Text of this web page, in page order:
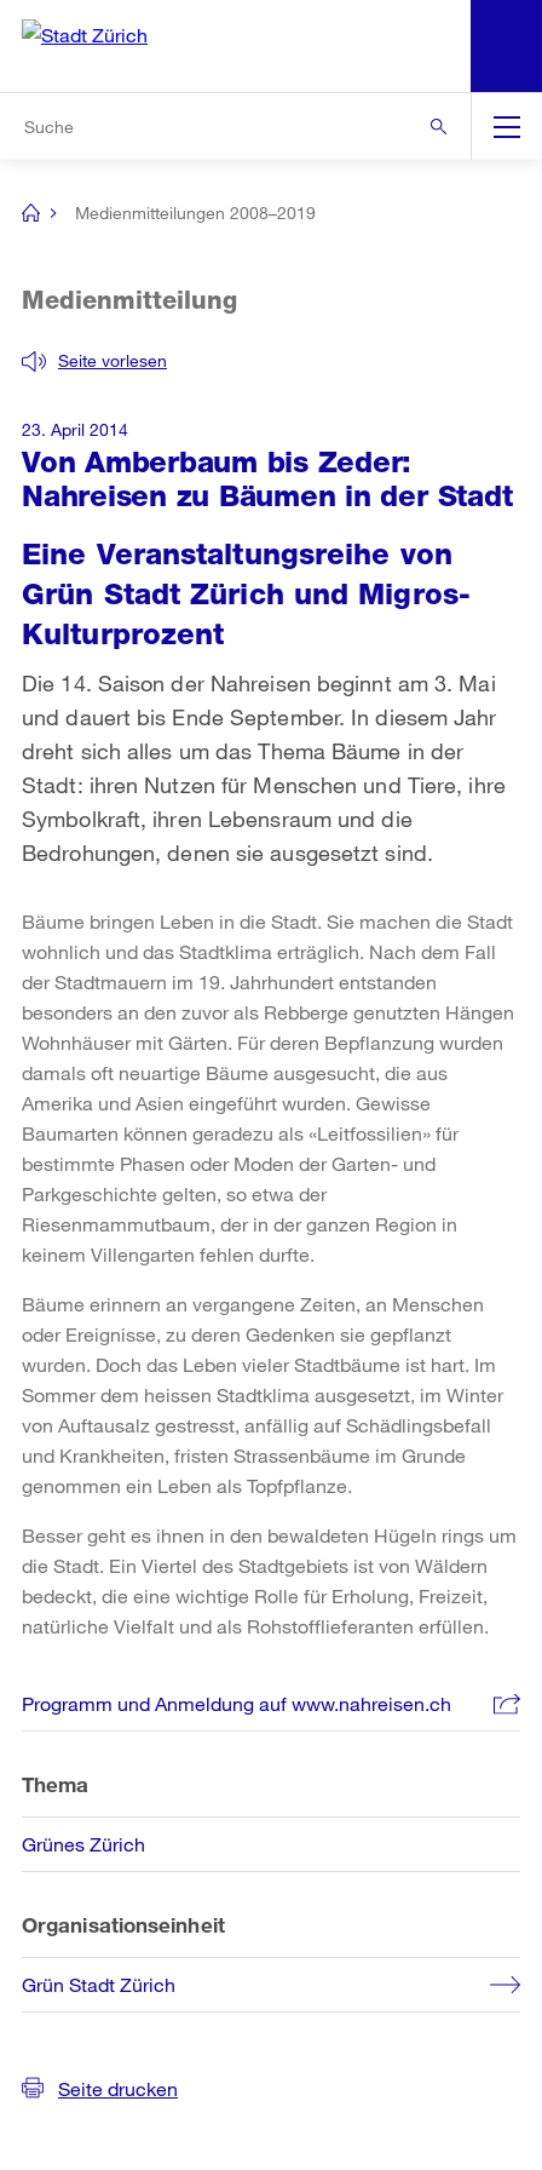
Navigation
[no
Medienmitteilungen 2008–2019
Von Amberbaum bis Zeder:
Nahreisen zu Bäumen in der Stadt
Seite vorlesen
Medienmitteilung
Eine Veranstaltungsreihe von
Grün Stadt Zürich und Migros-
Kulturprozent
Die 14. Saison der Nahreisen beginnt am 3. Mai
und dauert bis Ende September. In diesem Jahr
dreht sich alles um das Thema Bäume in der
Stadt: ihren Nutzen für Menschen und Tiere, ihre
Symbolkraft, ihren Lebensraum und die
Bedrohungen, denen sie ausgesetzt sind.
23. April 2014
Bäume bringen Leben in die Stadt. Sie machen die Stadt
wohnlich und das Stadtklima erträglich. Nach dem Fall
der Stadtmauern im 19. Jahrhundert entstanden
besonders an den zuvor als Rebberge genutzten Hängen
Wohnhäuser mit Gärten. Für deren Bepflanzung wurden
damals oft neuartige Bäume ausgesucht, die aus
Amerika und Asien eingeführt wurden. Gewisse
Baumarten können geradezu als «Leitfossilien» für
bestimmte Phasen oder Moden der Garten- und
Parkgeschichte gelten, so etwa der
Riesenmammutbaum, der in der ganzen Region in
keinem Villengarten fehlen durfte.
Bäume erinnern an vergangene Zeiten, an Menschen
oder Ereignisse, zu deren Gedenken sie gepflanzt
wurden. Doch das Leben vieler Stadtbäume ist hart. Im
Sommer dem heissen Stadtklima ausgesetzt, im Winter
von Auftausalz gestresst, anfällig auf Schädlingsbefall
und Krankheiten, fristen Strassenbäume im Grunde
genommen ein Leben als Topfpflanze.
Besser geht es ihnen in den bewaldeten Hügeln rings um
die Stadt. Ein Viertel des Stadtgebiets ist von Wäldern
bedeckt, die eine wichtige Rolle für Erholung, Freizeit,
natürliche Vielfalt und als Rohstofflieferanten erfüllen.
Weitere
Informationen
Programm und Anmeldung auf www.nahreisen.ch
Thema
Grünes Zürich
Organisationseinheit
Grün Stadt Zürich
Seite drucken